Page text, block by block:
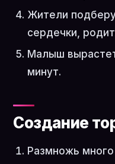
Жители
сердечки,
Малыш
минут.
Создание
Размножь